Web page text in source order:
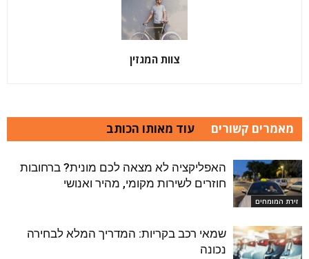
צוות המגזין
מאמרים קשורים עוד מאותו הכותב
זירת המומחים
האפליקציה לא מצאה לכם מונית? ברחובות
חוזרים לשירות מקומי, מהיר ואנושי
שמאי רכב בקריות: המדריך המלא לבחירה
נכונה